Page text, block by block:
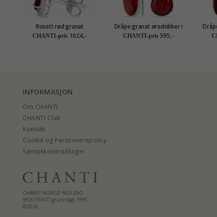
Rosett rød granat
ørestikker i sølv
CHANTI-pris 1024,-
Dråpe granat øredobber i
sølv - Loom Stones
CHANTI-pris 595,-
INFORMASJON
Om CHANTI
CHANTI Club
Kontakt
Cookie og Personvernpolicy
Samtykkeinnstillinger
CHANTI NORGE NUF (NO
992019417) grunnlagt 1995
©2026